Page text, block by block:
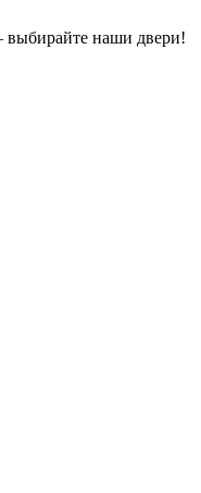
выбирайте наши двери!